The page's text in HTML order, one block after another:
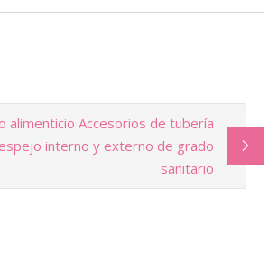
alimenticio Accesorios de tubería
interno y externo de grado
sanitario